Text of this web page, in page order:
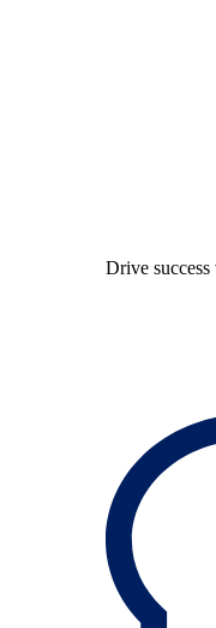
Drive success